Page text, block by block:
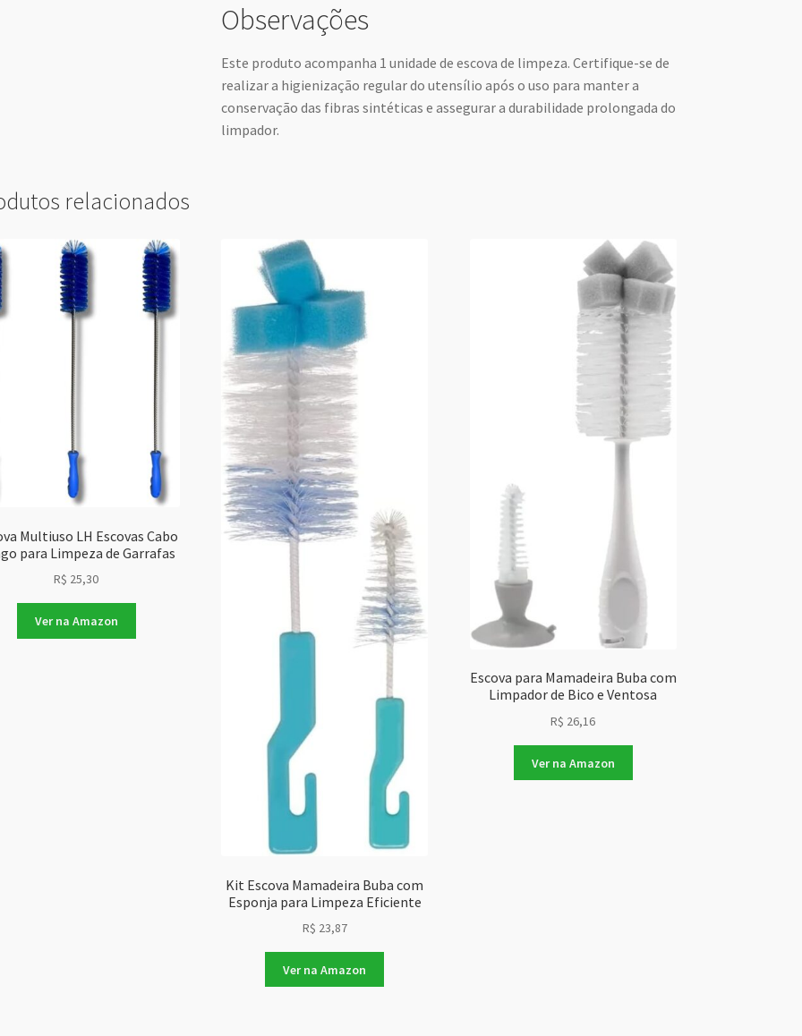
Observações
Este produto acompanha 1 unidade de escova de limpeza. Certifique-se de
realizar a higienização regular do utensílio após o uso para manter a
conservação das fibras sintéticas e assegurar a durabilidade prolongada do
limpador.
relacionados
Multiuso LH Escovas Cabo
para Limpeza de Garrafas
R$ 25,30
Ver na Amazon
Kit Escova Mamadeira Buba com
Esponja para Limpeza Eficiente
R$ 23,87
Ver na Amazon
Escova para Mamadeira Buba com
Limpador de Bico e Ventosa
R$ 26,16
Ver na Amazon